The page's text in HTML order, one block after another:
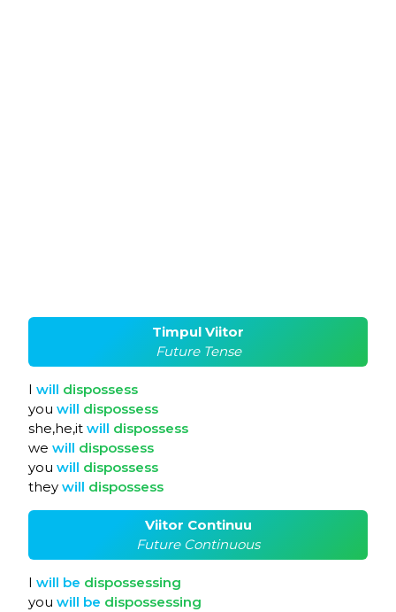
Timpul Viitor
Future Tense
I will dispossess
you will dispossess
she,he,it will dispossess
we will dispossess
you will dispossess
they will dispossess
Viitor Continuu
Future Continuous
I will be dispossessing
you will be dispossessing